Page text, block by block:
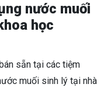
nước muối
học
sẵn tại các tiệm
muối sinh lý tại nhà